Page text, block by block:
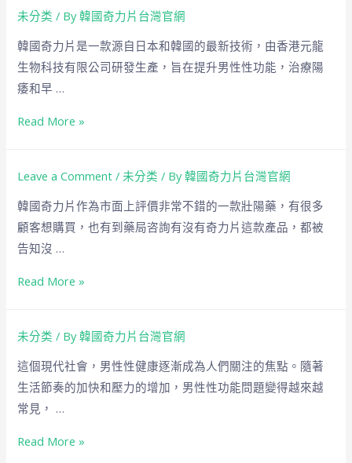
未分类 / By韓國奇力片台灣官網
韓國奇力片是一款源自日本和韓國的最新技術，由香港元龍
生物科技有限公司研發生產，旨在提升男性性功能，治療陽
痿和早 …
Read More »
Leave a Comment / 未分类 / By韓國奇力片台灣官網
韓國奇力片作為市面上評價非常不錯的一款壯陽藥，有很多
顧客想購買，也有到藥局咨詢有沒有奇力片這款產品，都被
告知沒 …
Read More »
未分类 / By韓國奇力片台灣官網
這個現代社會，男性性健康逐漸成為人們關注的焦點。隨著
生活節奏的加快和壓力的增加，男性性功能問題變得越來越
常見， …
Read More »